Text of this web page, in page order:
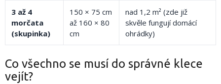
3 až 4
morčata
(skupinka)
150 × 75 cm
až 160 × 80
cm
nad 1,2 m² (zde již
skvěle fungují domácí
ohrádky)
Co všechno se musí do správné klece
vejít?